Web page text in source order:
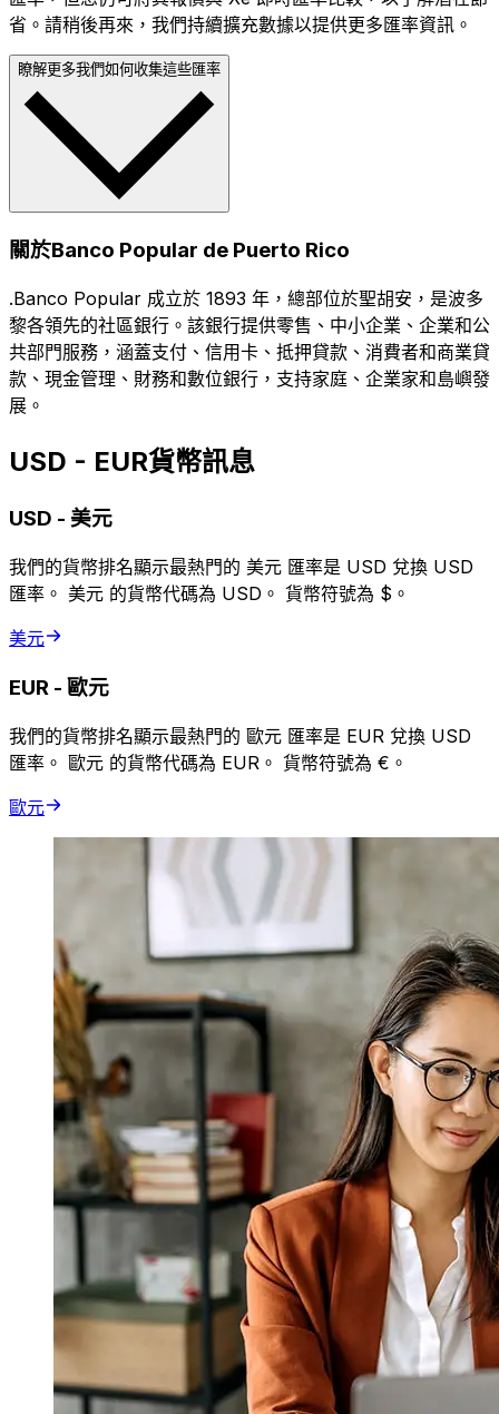
省。請稍後再來，我們持續擴充數據以提供更多匯率資訊。
瞭解更多我們如何收集這些匯率
關於Banco Popular de Puerto Rico
.Banco Popular 成立於 1893 年，總部位於聖胡安，是波多
黎各領先的社區銀行。該銀行提供零售、中小企業、企業和公
共部門服務，涵蓋支付、信用卡、抵押貸款、消費者和商業貸
款、現金管理、財務和數位銀行，支持家庭、企業家和島嶼發
展。
USD - EUR貨幣訊息
USD - 美元
我們的貨幣排名顯示最熱門的 美元 匯率是 USD 兌換 USD
匯率。 美元 的貨幣代碼為 USD。 貨幣符號為 $。
美元
EUR - 歐元
我們的貨幣排名顯示最熱門的 歐元 匯率是 EUR 兌換 USD
匯率。 歐元 的貨幣代碼為 EUR。 貨幣符號為 €。
歐元